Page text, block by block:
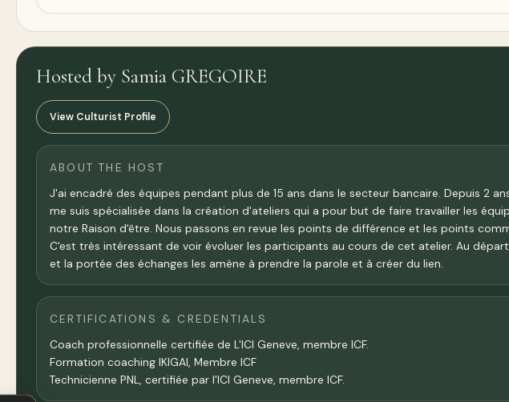
Hosted by Samia GREGOIRE
View Culturist Profile
ABOUT THE HOST
J'ai encadré des équipes pendant plus de 15 ans dans le secteur bancaire. Depuis 2
me suis spécialisée dans la création d'ateliers qui a pour but de faire travailler les
notre Raison d'être. Nous passons en revue les points de différence et les points
C'est très intéressant de voir évoluer les participants au cours de cet atelier. Au
et la portée des échanges les amène à prendre la parole et à créer du lien.
CERTIFICATIONS & CREDENTIALS
Coach professionnelle certifiée de L'ICI Geneve, membre ICF.
Formation coaching IKIGAI, Membre ICF
Technicienne PNL, certifiée par l'ICI Geneve, membre ICF.